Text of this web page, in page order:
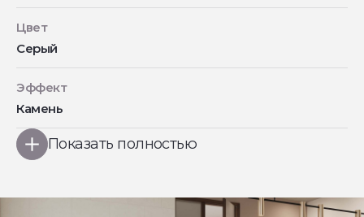
Цвет
Серый
Эффект
Камень
Показать полностью